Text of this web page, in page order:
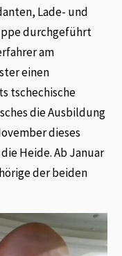
Lade- und
durchgeführt
am
einen
tschechische
die Ausbildung
dieses
Heide. Ab Januar
der beiden